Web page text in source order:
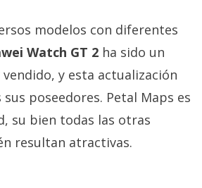
modelos con diferentes
Watch GT 2 ha sido un
y esta actualización
poseedores. Petal Maps es
su bien todas las otras
resultan atractivas.